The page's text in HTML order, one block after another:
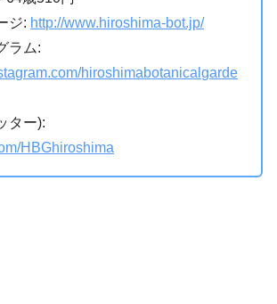
ジ: http://www.hiroshima-bot.jp/
ラム:
hiroshimabotanicalgarde
ター):
HBGhiroshima